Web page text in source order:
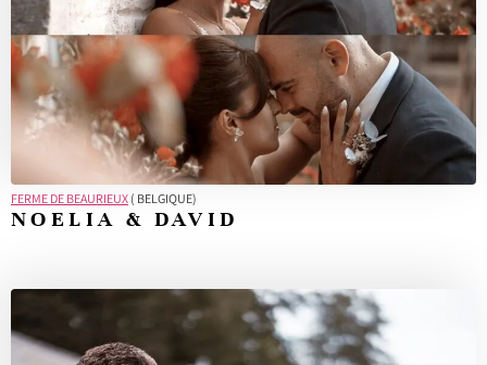
FERME DE BEAURIEUX ( BELGIQUE)
NOELIA & DAVID